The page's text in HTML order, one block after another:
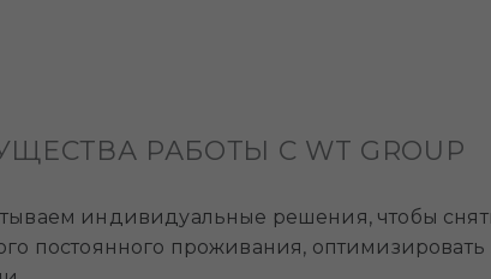
РАБОТЫ С WT GROUP
индивидуальные решения, чтобы
постоянного проживания,